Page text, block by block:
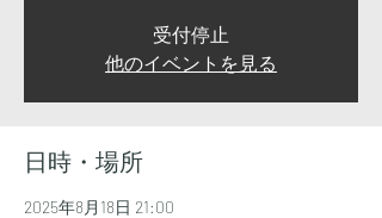
受付停止
他のイベントを見る
日時・場所
2025年8月18日 21:00